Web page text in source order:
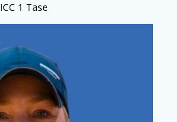
ICC 1 Tase